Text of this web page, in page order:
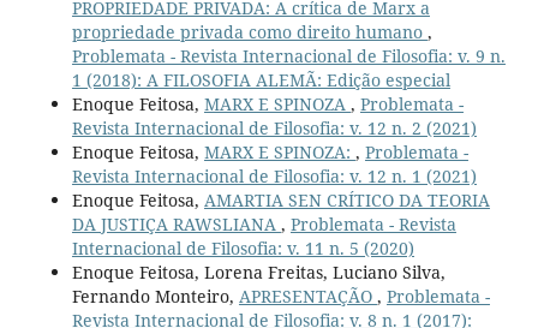
PROPRIEDADE PRIVADA: A crítica de Marx a
propriedade privada como direito humano ,
Problemata - Revista Internacional de Filosofia: v. 9 n.
1 (2018): A FILOSOFIA ALEMÃ: Edição especial
Enoque Feitosa, MARX E SPINOZA , Problemata -
Revista Internacional de Filosofia: v. 12 n. 2 (2021)
Enoque Feitosa, MARX E SPINOZA: , Problemata -
Revista Internacional de Filosofia: v. 12 n. 1 (2021)
Enoque Feitosa, AMARTIA SEN CRÍTICO DA TEORIA
DA JUSTIÇA RAWSLIANA , Problemata - Revista
Internacional de Filosofia: v. 11 n. 5 (2020)
Enoque Feitosa, Lorena Freitas, Luciano Silva,
Fernando Monteiro, APRESENTAÇÃO , Problemata -
Revista Internacional de Filosofia: v. 8 n. 1 (2017):